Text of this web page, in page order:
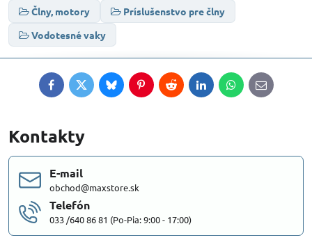
Člny, motory
Príslušenstvo pre člny
Vodotesné vaky
FacebookTwitterBlueskyPinterestRedditLinkedInWhatsApp
E-
mail
Kontakty
E-mail
obchod@maxstore.sk
Telefón
033 /640 86 81 (Po-Pia: 9:00 - 17:00)